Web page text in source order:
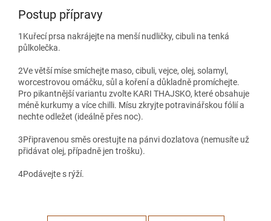
Postup přípravy
1 Kuřecí prsa nakrájejte na menší nudličky, cibuli na tenká
půlkolečka.
2Ve větší míse smíchejte maso, cibuli, vejce, olej, solamyl,
worcestrovou omáčku, sůl a koření a důkladně promíchejte.
Pro pikantnější variantu zvolte KARI THAJSKO, které obsahuje
méně kurkumy a více chilli. Mísu zkryjte potravinářskou fólií a
nechte odležet (ideálně přes noc).
3Připravenou směs orestujte na pánvi dozlatova (nemusíte už
přidávat olej, případně jen trošku).
4Podávejte s rýží.